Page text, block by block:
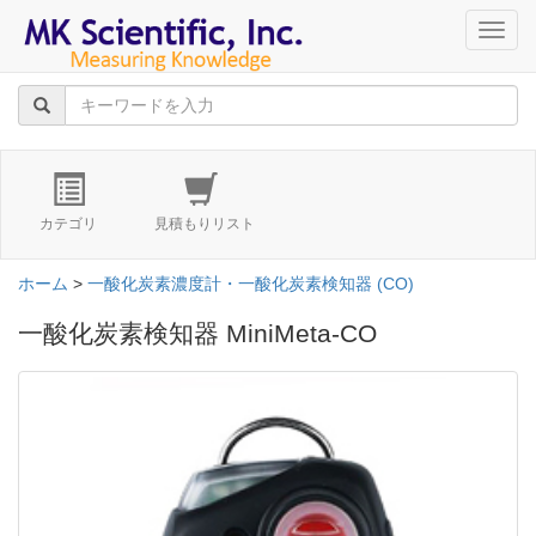
カテゴリ 見積もりリスト
ホーム > 一酸化炭素濃度計・一酸化炭素検知器 (CO)
一酸化炭素検知器 MiniMeta-CO